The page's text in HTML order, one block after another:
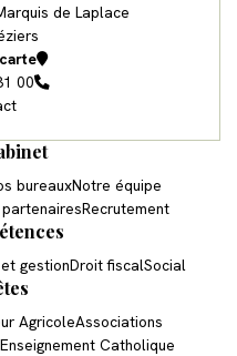
de Laplace
00
bureauxNotre équipe
Recrutement
gestionDroit fiscalSocial
AgricoleAssociations
Catholique